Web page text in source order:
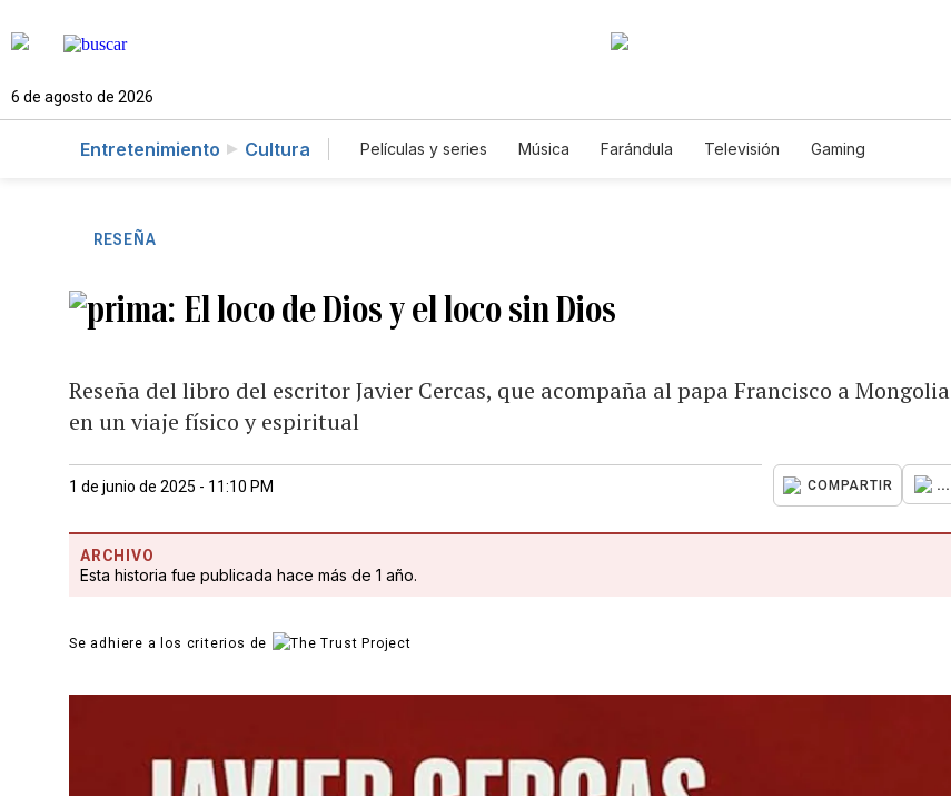
6 de agosto de 2026
Entretenimiento Cultura Películas y series Música Farándula Televisión Gaming
RESEÑA
El loco de Dios y el loco sin Dios
Reseña del libro del escritor Javier Cercas, que acompaña al papa Francisco a Mongolia
en un viaje físico y espiritual
1 de junio de 2025 - 11:10 PM COMPARTIR ...
ARCHIVO
Esta historia fue publicada hace más de 1 año.
Se adhiere a los criterios de